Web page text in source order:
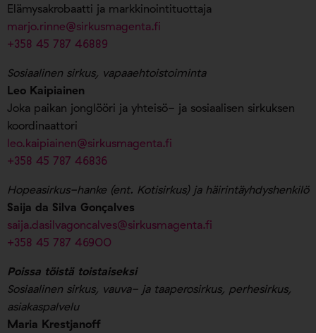
Elämysakrobaatti ja markkinointituottaja
marjo.rinne@sirkusmagenta.fi
+358 45 787 46889
Sosiaalinen sirkus, vapaaehtoistoiminta
Leo Kaipiainen
Joka paikan jonglööri ja yhteisö- ja sosiaalisen sirkuksen
koordinaattori
leo.kaipiainen@sirkusmagenta.fi
+358 45 787 46836
Hopeasirkus-hanke (ent. Kotisirkus) ja häirintäyhdyshenkilö
Saija da Silva Gonçalves
saija.dasilvagoncalves@sirkusmagenta.fi
+358 45 787 46900
Poissa töistä toistaiseksi
Sosiaalinen sirkus, vauva- ja taaperosirkus, perhesirkus,
asiakaspalvelu
Maria Krestjanoff